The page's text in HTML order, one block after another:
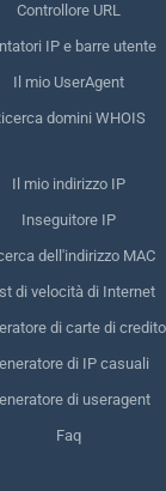
Controllore URL
IP e barre utente
Il mio UserAgent
domini WHOIS
Il mio indirizzo IP
Inseguitore IP
dell'indirizzo MAC
di velocità di Internet
di carte di credito
di IP casuali
di useragent
Faq